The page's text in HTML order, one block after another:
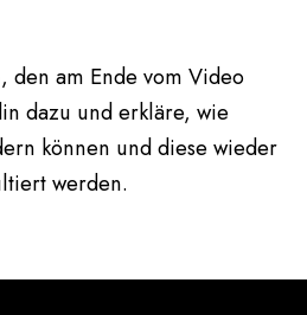
am Ende vom Video
dazu und erkläre, wie
können und diese wieder
werden.